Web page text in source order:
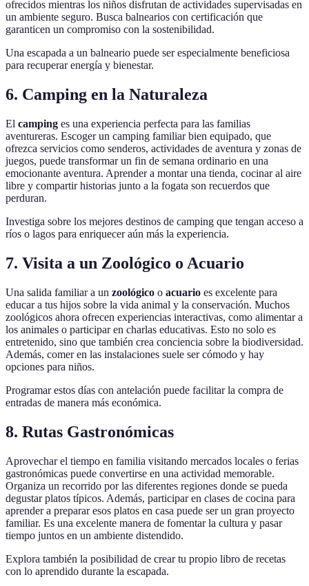
ofrecidos mientras los niños disfrutan de actividades supervisadas en
un ambiente seguro. Busca balnearios con certificación que
garanticen un compromiso con la sostenibilidad.
Una escapada a un balneario puede ser especialmente beneficiosa
para recuperar energía y bienestar.
6. Camping en la Naturaleza
El camping es una experiencia perfecta para las familias
aventureras. Escoger un camping familiar bien equipado, que
ofrezca servicios como senderos, actividades de aventura y zonas de
juegos, puede transformar un fin de semana ordinario en una
emocionante aventura. Aprender a montar una tienda, cocinar al aire
libre y compartir historias junto a la fogata son recuerdos que
perduran.
Investiga sobre los mejores destinos de camping que tengan acceso a
ríos o lagos para enriquecer aún más la experiencia.
7. Visita a un Zoológico o Acuario
Una salida familiar a un zoológico o acuario es excelente para
educar a tus hijos sobre la vida animal y la conservación. Muchos
zoológicos ahora ofrecen experiencias interactivas, como alimentar a
los animales o participar en charlas educativas. Esto no solo es
entretenido, sino que también crea conciencia sobre la biodiversidad.
Además, comer en las instalaciones suele ser cómodo y hay
opciones para niños.
Programar estos días con antelación puede facilitar la compra de
entradas de manera más económica.
8. Rutas Gastronómicas
Aprovechar el tiempo en familia visitando mercados locales o ferias
gastronómicas puede convertirse en una actividad memorable.
Organiza un recorrido por las diferentes regiones donde se pueda
degustar platos típicos. Además, participar en clases de cocina para
aprender a preparar esos platos en casa puede ser un gran proyecto
familiar. Es una excelente manera de fomentar la cultura y pasar
tiempo juntos en un ambiente distendido.
Explora también la posibilidad de crear tu propio libro de recetas
con lo aprendido durante la escapada.